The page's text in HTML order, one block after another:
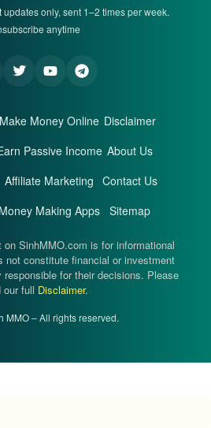
only, sent 1–2 times per week.
anytime
Make Money Online
Passive Income
Affiliate Marketing
Money Making Apps
Disclaimer
About Us
Contact Us
Sitemap
on SinhMMO.com is for informational
not constitute financial or investment
for their decisions. Please
our full Disclaimer.
MMO – All rights reserved.